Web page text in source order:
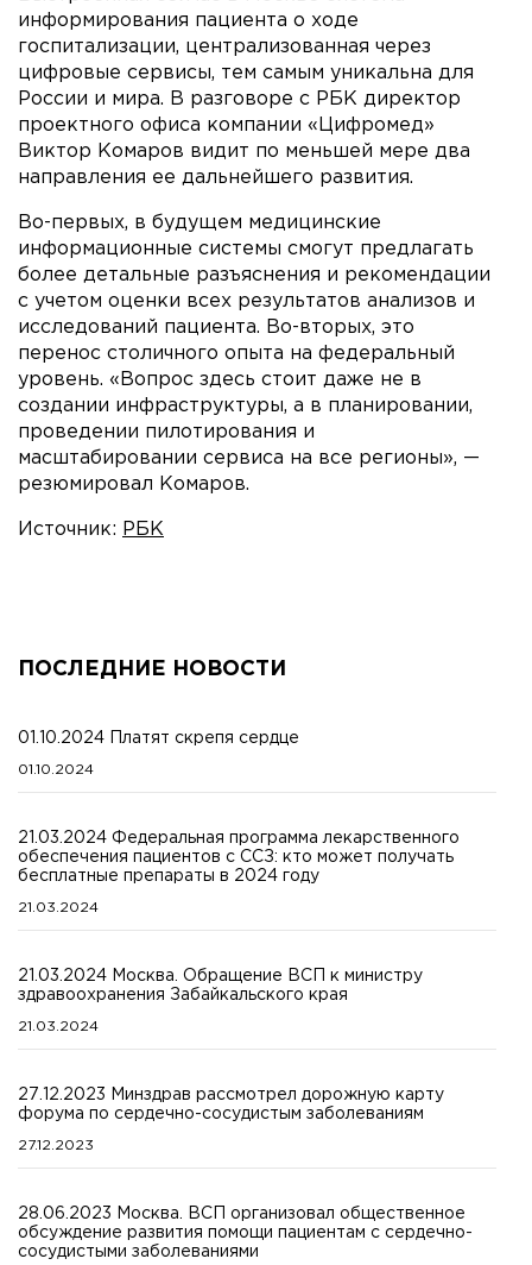
информирования пациента о ходе
госпитализации, централизованная через
цифровые сервисы, тем самым уникальна для
России и мира. В разговоре с РБК директор
проектного офиса компании «Цифромед»
Виктор Комаров видит по меньшей мере два
направления ее дальнейшего развития.
Во-первых, в будущем медицинские
информационные системы смогут предлагать
более детальные разъяснения и рекомендации
с учетом оценки всех результатов анализов и
исследований пациента. Во-вторых, это
перенос столичного опыта на федеральный
уровень. «Вопрос здесь стоит даже не в
создании инфраструктуры, а в планировании,
проведении пилотирования и
масштабировании сервиса на все регионы», —
резюмировал Комаров.
Источник: РБК
ПОСЛЕДНИЕ НОВОСТИ
01.10.2024 Платят скрепя сердце
01.10.2024
21.03.2024 Федеральная программа лекарственного
обеспечения пациентов с ССЗ: кто может получать
бесплатные препараты в 2024 году
21.03.2024
21.03.2024 Москва. Обращение ВСП к министру
здравоохранения Забайкальского края
21.03.2024
27.12.2023 Минздрав рассмотрел дорожную карту
форума по сердечно-сосудистым заболеваниям
27.12.2023
28.06.2023 Москва. ВСП организовал общественное
обсуждение развития помощи пациентам с сердечно-
сосудистыми заболеваниями